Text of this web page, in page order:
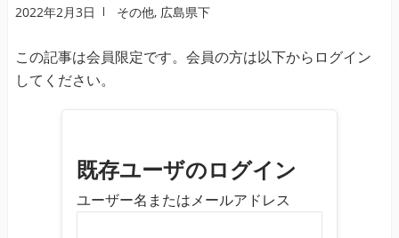
プ2022年2月3日 その他, 広島県下
この記事は会員限定です。会員の方は以下からログイン
してください。
既存ユーザのログイン
ユーザー名またはメールアドレス